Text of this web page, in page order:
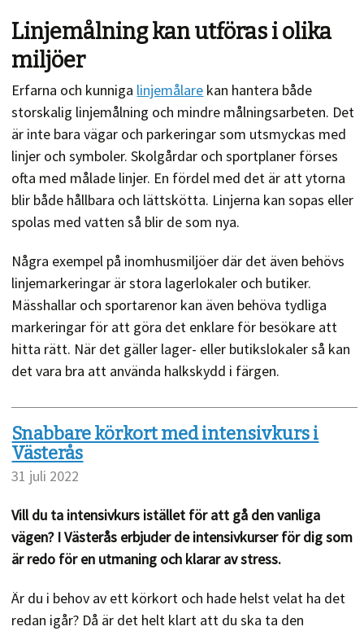
Linjemålning kan utföras i olika
miljöer
Erfarna och kunniga linjemålare kan hantera både
storskalig linjemålning och mindre målningsarbeten. Det
är inte bara vägar och parkeringar som utsmyckas med
linjer och symboler. Skolgårdar och sportplaner förses
ofta med målade linjer. En fördel med det är att ytorna
blir både hållbara och lättskötta. Linjerna kan sopas eller
spolas med vatten så blir de som nya.
Några exempel på inomhusmiljöer där det även behövs
linjemarkeringar är stora lagerlokaler och butiker.
Mässhallar och sportarenor kan även behöva tydliga
markeringar för att göra det enklare för besökare att
hitta rätt. När det gäller lager- eller butikslokaler så kan
det vara bra att använda halkskydd i färgen.
Snabbare körkort med intensivkurs i
Västerås
31 juli 2022
Vill du ta intensivkurs istället för att gå den vanliga
vägen? I Västerås erbjuder de intensivkurser för dig som
är redo för en utmaning och klarar av stress.
Är du i behov av ett körkort och hade helst velat ha det
redan igår? Då är det helt klart att du ska ta den